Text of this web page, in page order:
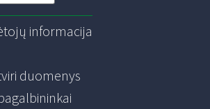
informacija
duomenys